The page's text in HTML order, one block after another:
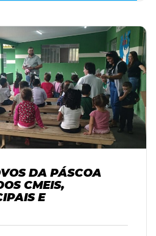
DA PÁSCOA
CMEIS,
E